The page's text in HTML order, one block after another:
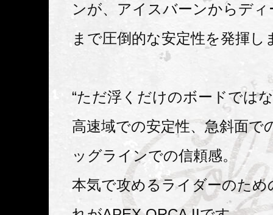
ンが、アイスバーンからデ
まで圧倒的な安定性を発揮し
“ただ浮くだけのボードでは
高速域での安定性、急斜面で
ッグラインでの信頼感。
本気で攻めるライダーのため